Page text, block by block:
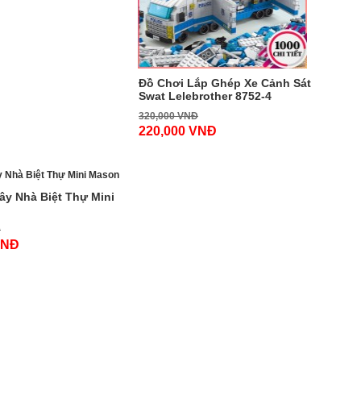
Đồ Chơi Lắp Ghép Xe Cảnh Sát
Swat Lelebrother 8752-4
320,000 VNĐ
220,000 VNĐ
Nhà Biệt Thự Mini